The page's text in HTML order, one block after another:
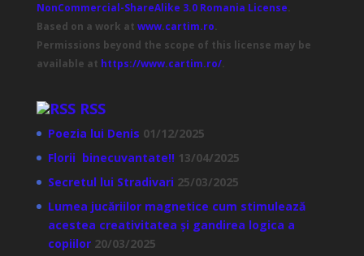
NonCommercial-ShareAlike 3.0 Romania License.
Based on a work at www.cartim.ro.
Permissions beyond the scope of this license may be
available at https://www.cartim.ro/.
RSS
Poezia lui Denis 01/12/2025
Florii binecuvantate!! 13/04/2025
Secretul lui Stradivari 25/03/2025
Lumea jucăriilor magnetice cum stimulează
acestea creativitatea și gandirea logica a
copiilor 20/03/2025